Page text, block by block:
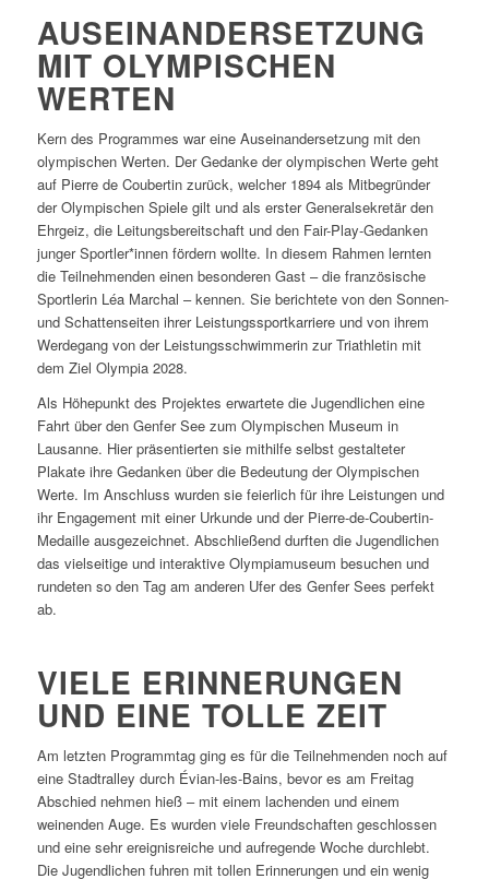
AUSEINANDERSETZUNG
MIT OLYMPISCHEN
WERTEN
Kern des Programmes war eine Auseinandersetzung mit den
olympischen Werten. Der Gedanke der olympischen Werte geht
auf Pierre de Coubertin zurück, welcher 1894 als Mitbegründer
der Olympischen Spiele gilt und als erster Generalsekretär den
Ehrgeiz, die Leitungsbereitschaft und den Fair-Play-Gedanken
junger Sportler*innen fördern wollte. In diesem Rahmen lernten
die Teilnehmenden einen besonderen Gast – die französische
Sportlerin Léa Marchal – kennen. Sie berichtete von den Sonnen-
und Schattenseiten ihrer Leistungssportkarriere und von ihrem
Werdegang von der Leistungsschwimmerin zur Triathletin mit
dem Ziel Olympia 2028.
Als Höhepunkt des Projektes erwartete die Jugendlichen eine
Fahrt über den Genfer See zum Olympischen Museum in
Lausanne. Hier präsentierten sie mithilfe selbst gestalteter
Plakate ihre Gedanken über die Bedeutung der Olympischen
Werte. Im Anschluss wurden sie feierlich für ihre Leistungen und
ihr Engagement mit einer Urkunde und der Pierre-de-Coubertin-
Medaille ausgezeichnet. Abschließend durften die Jugendlichen
das vielseitige und interaktive Olympiamuseum besuchen und
rundeten so den Tag am anderen Ufer des Genfer Sees perfekt
ab.
VIELE ERINNERUNGEN
UND EINE TOLLE ZEIT
Am letzten Programmtag ging es für die Teilnehmenden noch auf
eine Stadtralley durch Évian-les-Bains, bevor es am Freitag
Abschied nehmen hieß – mit einem lachenden und einem
weinenden Auge. Es wurden viele Freundschaften geschlossen
und eine sehr ereignisreiche und aufregende Woche durchlebt.
Die Jugendlichen fuhren mit tollen Erinnerungen und ein wenig